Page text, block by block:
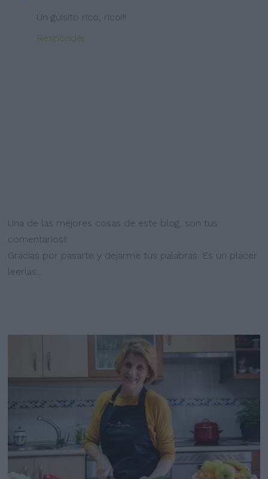
Un guisito rico, rico!!!
Responder
Una de las mejores cosas de este blog, son tus
comentarios!!
Gracias por pasarte y dejarme tus palabras. Es un placer
leerlas...